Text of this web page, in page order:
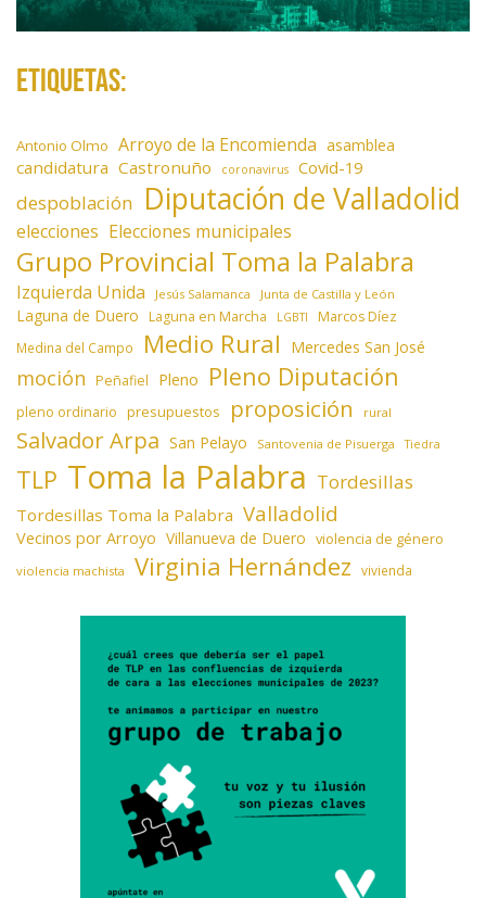
Etiquetas:
Antonio Olmo Arroyo de la Encomienda asamblea
candidatura Castronuño coronavirus Covid-19
despoblación Diputación de Valladolid
elecciones Elecciones municipales
Grupo Provincial Toma la Palabra
Izquierda Unida Jesús Salamanca Junta de Castilla y León
Laguna de Duero Laguna en Marcha LGBTI Marcos Díez
Medina del Campo Medio Rural Mercedes San José
moción Peñafiel Pleno Pleno Diputación
pleno ordinario presupuestos proposición rural
Salvador Arpa San Pelayo Santovenia de Pisuerga Tiedra
TLP Toma la Palabra Tordesillas
Tordesillas Toma la Palabra Valladolid
Vecinos por Arroyo Villanueva de Duero violencia de género
violencia machista Virginia Hernández vivienda